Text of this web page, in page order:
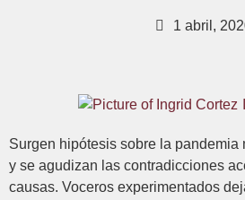
1 abril,
Surgen hipótesis sobre la pandemia
y se agudizan las contradicciones
causas. Voceros experimentados